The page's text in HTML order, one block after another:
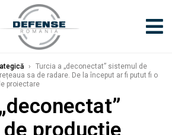
›
Turcia a „deconectat” sistemul de
sa de radare. De la început ar fi putut fi o
proiectare
producție